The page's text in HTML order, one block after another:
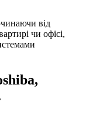
від
чи офісі,